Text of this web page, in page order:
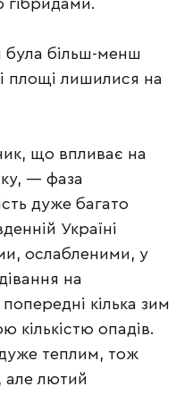
гібридами.
була більш-менш
площі лишилися на
що впливає на
— фаза
дуже багато
Україні
ослабленими, у
на
кілька зим
кількістю опадів.
дуже теплим, тож
але лютий